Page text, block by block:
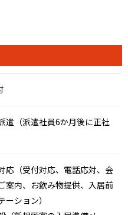
遣（派遣社員6か月後に正社
応（受付対応、電話応対、会
案内、お飲み物提供、入居前
ーション）